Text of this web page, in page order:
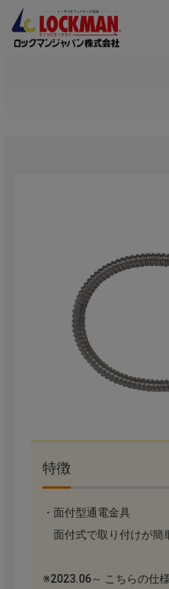
特徴
・面付型通電金具
面付式で取り付けが簡
※2023.06～ こちらの仕